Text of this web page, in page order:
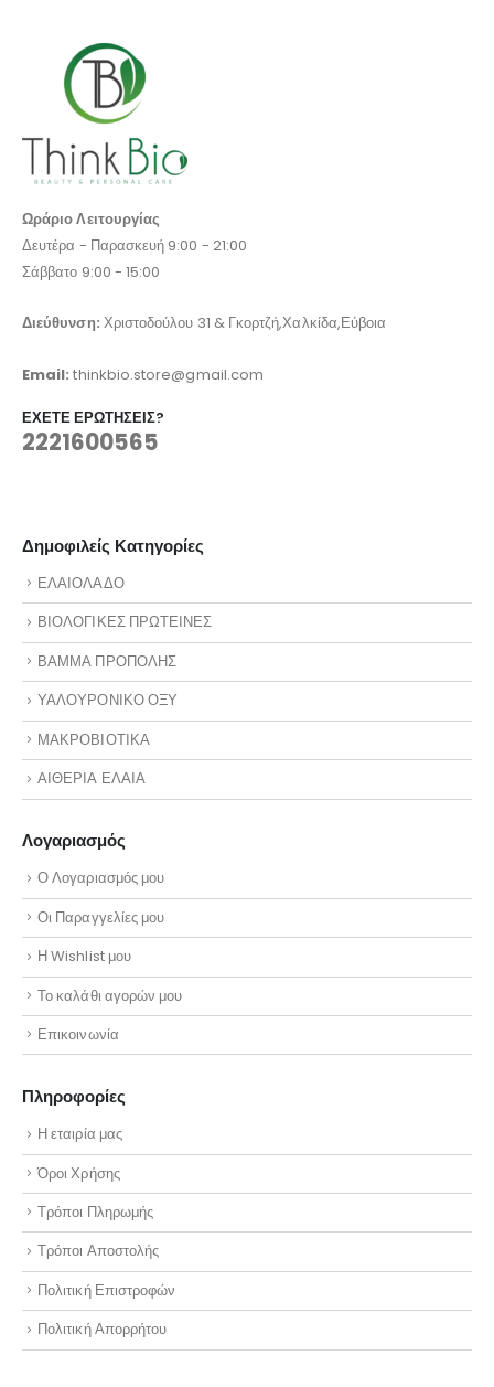
Ωράριο Λειτουργίας
Δευτέρα - Παρασκευή 9:00 - 21:00
Σάββατο 9:00 - 15:00
Διεύθυνση: Χριστοδούλου 31 & Γκορτζή,Χαλκίδα,Εύβοια
Email:thinkbio.store@gmail.com
ΈΧΕΤΕ ΕΡΩΤΉΣΕΙΣ?
2221600565
Δημοφιλείς Κατηγορίες
ΕΛΑΙΟΛΑΔΟ
ΒΙΟΛΟΓΙΚΕΣ ΠΡΩΤΕΙΝΕΣ
ΒΑΜΜΑ ΠΡΟΠΟΛΗΣ
ΥΑΛΟΥΡΟΝΙΚΟ ΟΞΥ
ΜΑΚΡΟΒΙΟΤΙΚΑ
ΑΙΘΕΡΙΑ ΕΛΑΙΑ
Λογαριασμός
Ο Λογαριασμός μου
Οι Παραγγελίες μου
Η Wishlist μου
Το καλάθι αγορών μου
Επικοινωνία
Πληροφορίες
Η εταιρία μας
Όροι Χρήσης
Τρόποι Πληρωμής
Τρόποι Αποστολής
Πολιτική Επιστροφών
Πολιτική Απορρήτου